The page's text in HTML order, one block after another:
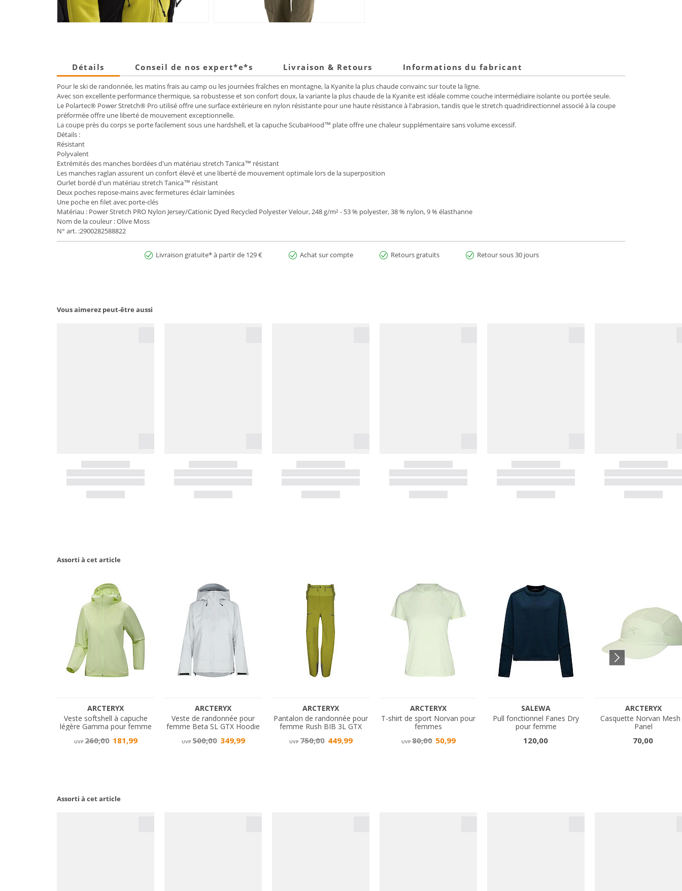
Détails Conseil de nos expert*e*s Livraison & Retours Informations du fabricant
Pour le ski de randonnée, les matins frais au camp ou les journées fraîches en montagne, la Kyanite la plus chaude convainc sur toute la ligne.
Avec son excellente performance thermique, sa robustesse et son confort doux, la variante la plus chaude de la Kyanite est idéale comme couche intermédiaire isolante ou portée seule.
Le Polartec® Power Stretch® Pro utilisé offre une surface extérieure en nylon résistante pour une haute résistance à l'abrasion, tandis que le stretch quadridirectionnel associé à la coupe
préformée offre une liberté de mouvement exceptionnelle.
La coupe près du corps se porte facilement sous une hardshell, et la capuche ScubaHood™ plate offre une chaleur supplémentaire sans volume excessif.
Détails :
Résistant
Polyvalent
Extrémités des manches bordées d'un matériau stretch Tanica™ résistant
Les manches raglan assurent un confort élevé et une liberté de mouvement optimale lors de la superposition
Ourlet bordé d'un matériau stretch Tanica™ résistant
Deux poches repose-mains avec fermetures éclair laminées
Une poche en filet avec porte-clés
Matériau : Power Stretch PRO Nylon Jersey/Cationic Dyed Recycled Polyester Velour, 248 g/m² - 53 % polyester, 38 % nylon, 9 % élasthanne
Nom de la couleur : Olive Moss
N° art. :2900282588822
Livraison gratuite* à partir de 129 € Achat sur compte Retours gratuits Retour sous 30 jours
Vous aimerez peut-être aussi
Assorti à cet article
Assorti à cet article